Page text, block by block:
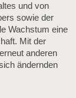
und von
sowie der
Wachstum eine
Mit der
anderen
ändernden